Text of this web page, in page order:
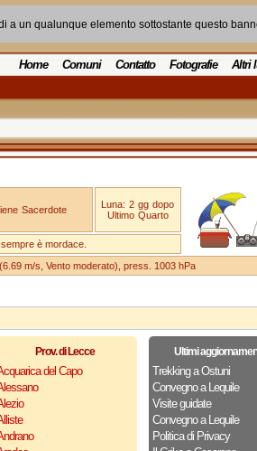
a un qualunque elemento sottostante questo
Home Comuni Contatto Fotografie Altri
Sacerdote
Luna: 2 gg dopo
Ultimo Quarto
è mordace.
m/s, Vento moderato), press. 1003 hPa
Prov. di Lecce
del Capo
Ultimi
Trekking a Ostuni
Convegno a Lequile
Visite guidate
Convegno a Lequile
Politica di Privacy